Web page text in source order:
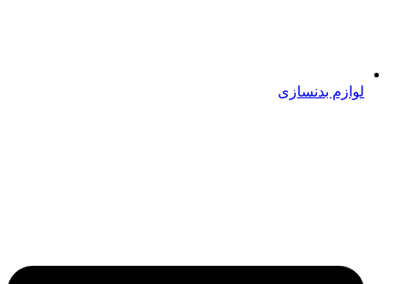
لوازم بدنسازی